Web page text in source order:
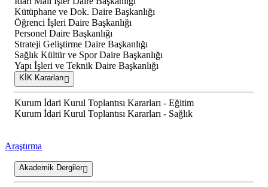
Kütüphane ve Dok. Daire Başkanlığı
Öğrenci İşleri Daire Başkanlığı
Personel Daire Başkanlığı
Strateji Geliştirme Daire Başkanlığı
Sağlık Kültür ve Spor Daire Başkanlığı
Yapı İşleri ve Teknik Daire Başkanlığı
KİK Kararları
Kurum İdari Kurul Toplantısı Kararları - Eğitim
Kurum İdari Kurul Toplantısı Kararları - Sağlık
Araştırma
Akademik Dergiler